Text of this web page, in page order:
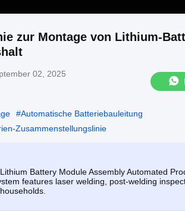
zur Montage von Lithium-
02, 2025
#Automatische Batteriebauleitung
Zusammenstellungslinie
Battery Module Assembly Automated
features laser welding, post-welding